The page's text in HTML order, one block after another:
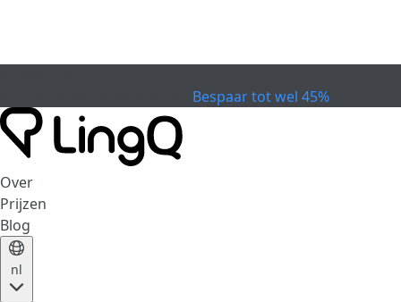
Bespaar tot wel 45%
Over
Prijzen
Blog
nl